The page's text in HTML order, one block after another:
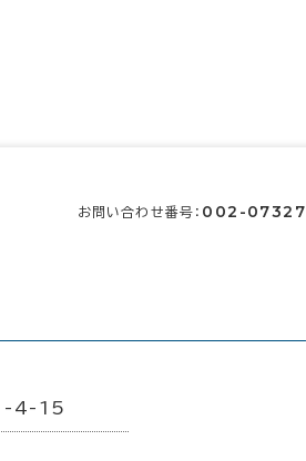
お問い合わせ番号： 002-07327
4-15